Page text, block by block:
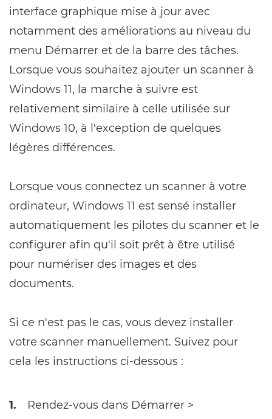
interface graphique mise à jour avec
notamment des améliorations au niveau du
menu Démarrer et de la barre des tâches.
Lorsque vous souhaitez ajouter un scanner à
Windows 11, la marche à suivre est
relativement similaire à celle utilisée sur
Windows 10, à l'exception de quelques
légères différences.
Lorsque vous connectez un scanner à votre
ordinateur, Windows 11 est sensé installer
automatiquement les pilotes du scanner et le
configurer afin qu'il soit prêt à être utilisé
pour numériser des images et des
documents.
Si ce n'est pas le cas, vous devez installer
votre scanner manuellement. Suivez pour
cela les instructions ci-dessous :
1.
Rendez-vous dans Démarrer >